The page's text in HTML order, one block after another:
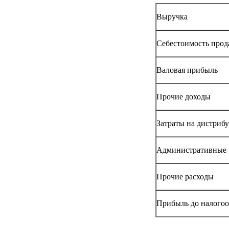
Выручка
Себестоимость
Валовая прибыль
Прочие доходы
Затраты на
Административные
Прочие расходы
Прибыль до